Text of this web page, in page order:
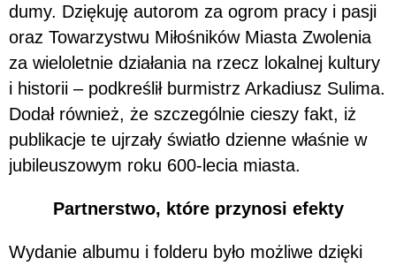
dumy. Dziękuję autorom za ogrom pracy i pasji
oraz Towarzystwu Miłośników Miasta Zwolenia
za wieloletnie działania na rzecz lokalnej kultury
i historii – podkreślił burmistrz Arkadiusz Sulima.
Dodał również, że szczególnie cieszy fakt, iż
publikacje te ujrzały światło dzienne właśnie w
jubileuszowym roku 600-lecia miasta.
Partnerstwo, które przynosi efekty
Wydanie albumu i folderu było możliwe dzięki